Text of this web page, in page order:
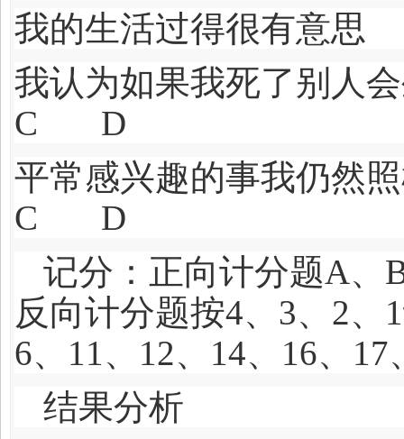
我的生活过得
我认为如果我死了
C D
平常感兴趣的事
C D
记分：正向计分题A、
反向计分题按4、3、2
6、11、12、14、16、17
结果分析